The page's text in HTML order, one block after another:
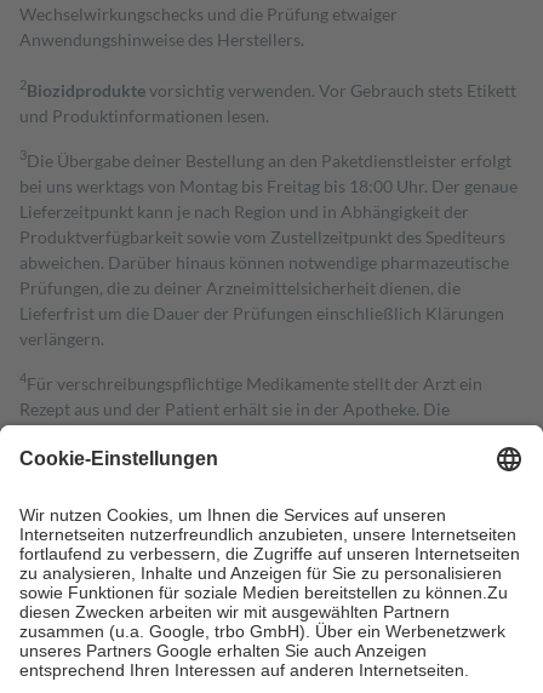
Wechselwirkungschecks und die Prüfung etwaiger
Anwendungshinweise des Herstellers.
2Biozidproduktevorsichtig verwenden. Vor Gebrauch stets Etikett
und Produktinformationen lesen.
3Die Übergabe deiner Bestellung an den Paketdienstleister erfolgt
bei uns werktags von Montag bis Freitag bis 18:00 Uhr. Der genaue
Lieferzeitpunkt kann je nach Region und in Abhängigkeit der
Produktverfügbarkeit sowie vom Zustellzeitpunkt des Spediteurs
abweichen. Darüber hinaus können notwendige pharmazeutische
Prüfungen, die zu deiner Arzneimittelsicherheit dienen, die
Lieferfrist um die Dauer der Prüfungen einschließlich Klärungen
verlängern.
4Für verschreibungspflichtige Medikamente stellt der Arzt ein
Rezept aus und der Patient erhält sie in der Apotheke. Die
Kosten dafür, der Versicherte trägt einen Teil davon als Zuzahlung
Grundsätzlich leisten Mitglieder Zuzahlungen in Höhe von zehn
Prozent des Abgabepreises,mindestensjedochfünf Euround
höchstens zehn Euro.Es sind jedoch nie mehr als die tatsächlichen
Kosten der Leistung zu entrichten.
Diese Regeln gelten grundsätzlich auch für Online-Apotheken.
Bei Heilmitteln und häuslicher Krankenpflege beträgt die
Zuzahlung zehn Prozent der Kosten sowie zehn Euro je